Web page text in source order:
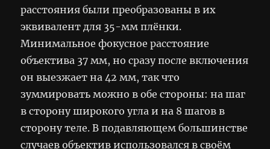
расстояния были преобразованы в их
эквивалент для 35-мм плёнки.
Минимальное фокусное расстояние
объектива 37 мм, но сразу после включения
он выезжает на 42 мм, так что
зуммировать можно в обе стороны: на шаг
в сторону широкого угла и на 8 шагов в
сторону теле. В подавляющем большинстве
случаев объектив использовался в своём